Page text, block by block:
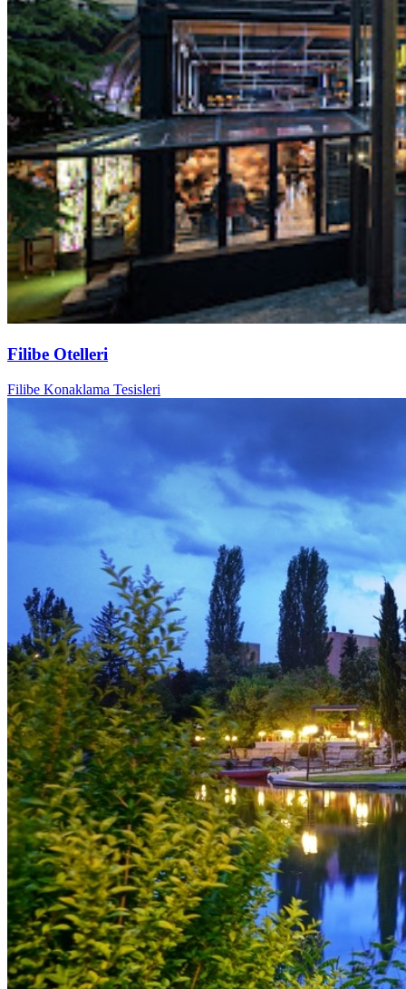
Filibe Otelleri
Filibe Konaklama Tesisleri